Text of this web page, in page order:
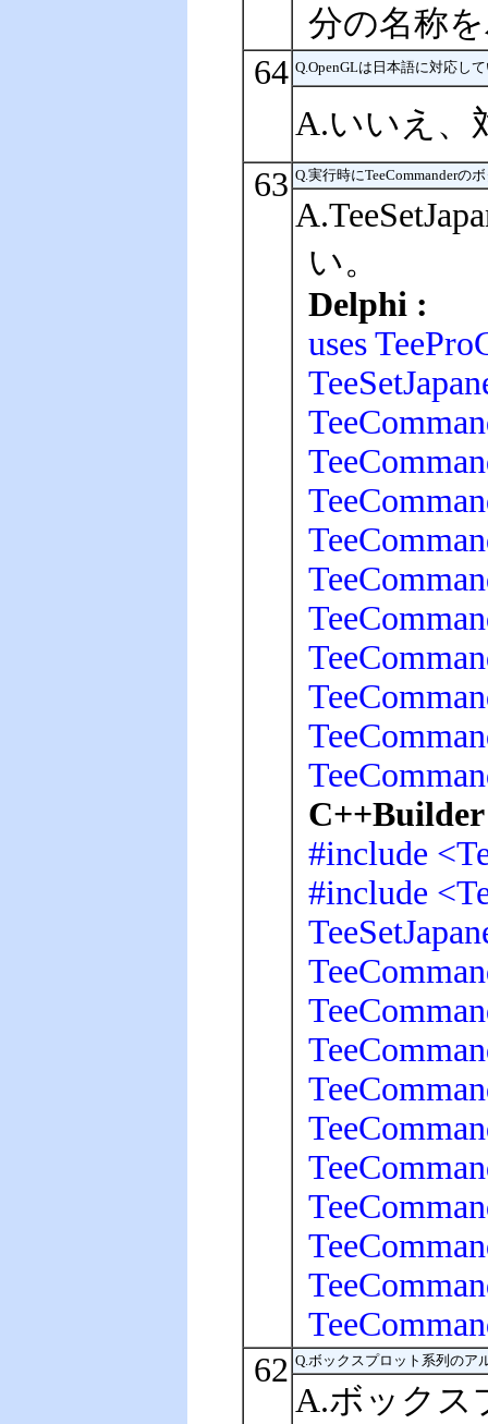
分の名称
64 Q.OpenGLは日本語に対応し
A.いいえ、
63 Q.実行時にTeeCommanderの
い。
Delphi :
uses
#include
#include
62 Q.ボックスプロット系列のア
A.ボックス